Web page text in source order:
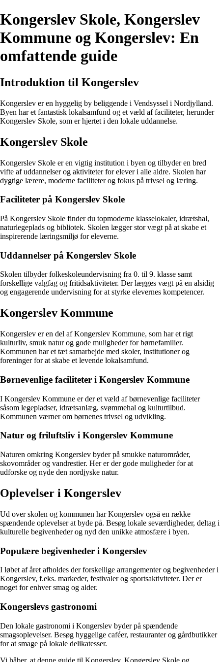
Kongerslev Skole, Kongerslev
Kommune og Kongerslev: En
omfattende guide
Introduktion til Kongerslev
Kongerslev er en hyggelig by beliggende i Vendsyssel i Nordjylland.
Byen har et fantastisk lokalsamfund og et væld af faciliteter, herunder
Kongerslev Skole, som er hjertet i den lokale uddannelse.
Kongerslev Skole
Kongerslev Skole er en vigtig institution i byen og tilbyder en bred
vifte af uddannelser og aktiviteter for elever i alle aldre. Skolen har
dygtige lærere, moderne faciliteter og fokus på trivsel og læring.
Faciliteter på Kongerslev Skole
På Kongerslev Skole finder du topmoderne klasselokaler, idrætshal,
naturlegeplads og bibliotek. Skolen lægger stor vægt på at skabe et
inspirerende læringsmiljø for eleverne.
Uddannelser på Kongerslev Skole
Skolen tilbyder folkeskoleundervisning fra 0. til 9. klasse samt
forskellige valgfag og fritidsaktiviteter. Der lægges vægt på en alsidig
og engagerende undervisning for at styrke elevernes kompetencer.
Kongerslev Kommune
Kongerslev er en del af Kongerslev Kommune, som har et rigt
kulturliv, smuk natur og gode muligheder for børnefamilier.
Kommunen har et tæt samarbejde med skoler, institutioner og
foreninger for at skabe et levende lokalsamfund.
Børnevenlige faciliteter i Kongerslev Kommune
I Kongerslev Kommune er der et væld af børnevenlige faciliteter
såsom legepladser, idrætsanlæg, svømmehal og kulturtilbud.
Kommunen værner om børnenes trivsel og udvikling.
Natur og friluftsliv i Kongerslev Kommune
Naturen omkring Kongerslev byder på smukke naturområder,
skovområder og vandrestier. Her er der gode muligheder for at
udforske og nyde den nordjyske natur.
Oplevelser i Kongerslev
Ud over skolen og kommunen har Kongerslev også en række
spændende oplevelser at byde på. Besøg lokale seværdigheder, deltag i
kulturelle begivenheder og nyd den unikke atmosfære i byen.
Populære begivenheder i Kongerslev
I løbet af året afholdes der forskellige arrangementer og begivenheder i
Kongerslev, f.eks. markeder, festivaler og sportsaktiviteter. Der er
noget for enhver smag og alder.
Kongerslevs gastronomi
Den lokale gastronomi i Kongerslev byder på spændende
smagsoplevelser. Besøg hyggelige caféer, restauranter og gårdbutikker
for at smage på lokale delikatesser.
Vi håber, at denne guide til Kongerslev, Kongerslev Skole og